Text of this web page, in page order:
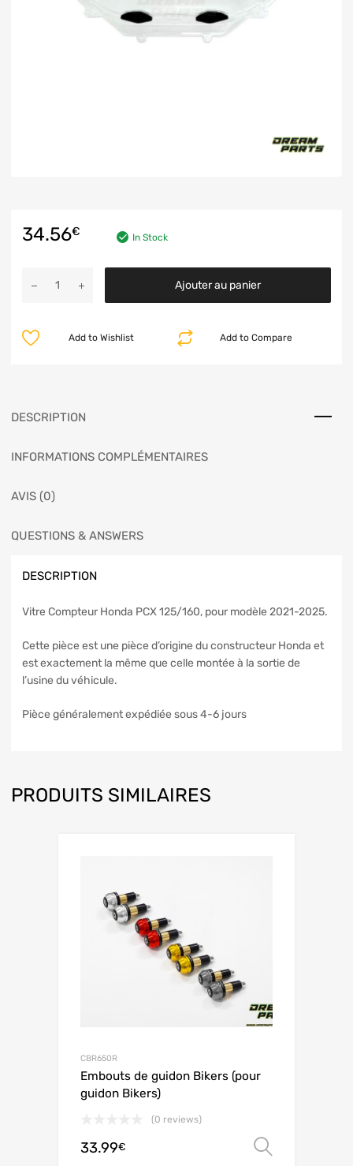
34.56€ In Stock
Ajouter au panier
Add to Compare
Add to Wishlist
DESCRIPTION
INFORMATIONS COMPLÉMENTAIRES
AVIS (0)
QUESTIONS & ANSWERS
DESCRIPTION
Vitre Compteur Honda PCX 125/160, pour modèle 2021-2025.
Cette pièce est une pièce d’origine du constructeur Honda et
est exactement la même que celle montée à la sortie de
l’usine du véhicule.
Pièce généralement expédiée sous 4-6 jours
PRODUITS SIMILAIRES
CBR650R
Embouts de guidon Bikers (pour
guidon Bikers)
(0 reviews)
33.99€